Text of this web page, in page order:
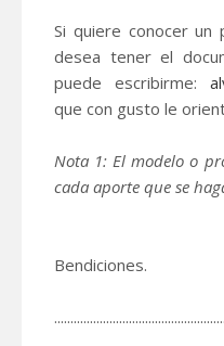
Si quiere conocer
desea tener el
puede escribirme:
que con gusto le
Nota 1: El modelo o
cada aporte que se
Bendiciones.